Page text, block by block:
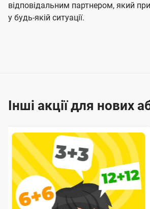
відповідальним партнером, який
у будь-якій ситуації.
Інші акції для нових